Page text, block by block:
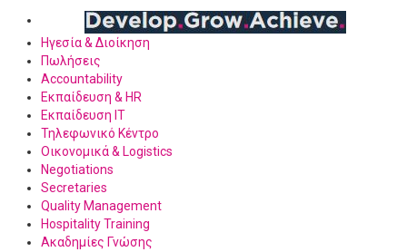
Επικοινωνία
Ηγεσία & Διοίκηση
Πωλήσεις
Accountability
Εκπαίδευση & HR
Εκπαίδευση IT
Τηλεφωνικό Κέντρο
Οικονομικά & Logistics
Negotiations
Secretaries
Quality Management
Hospitality Training
Ακαδημίες Γνώσης